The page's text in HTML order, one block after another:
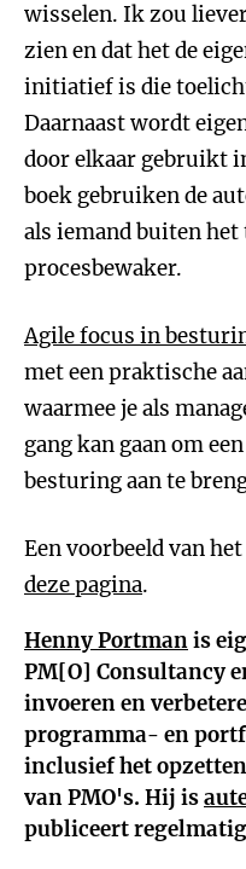
wisselen. Ik zou
zien en dat het de
initiatief is die
Daarnaast wordt
door elkaar gebruikt
boek gebruiken de
als iemand buiten het
procesbewaker.
Agile focus in
met een praktische
waarmee je als
gang kan gaan om
besturing aan te
Een voorbeeld van
deze pagina.
Henny Portmanis
PM[O] Consultancy
invoeren en
programma- en
inclusief het
van PMO's. Hij is
publiceert